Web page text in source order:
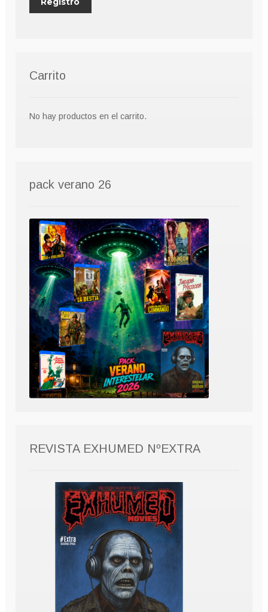
Carrito
No hay productos en el carrito.
pack verano 26
REVISTA EXHUMED NºEXTRA